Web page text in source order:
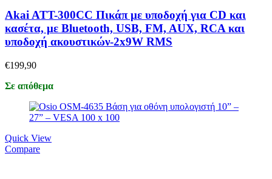
Αkai ATT-300CC Πικάπ με υποδοχή για CD και
κασέτα, με Bluetooth, USB, FM, AUX, RCA και
υποδοχή ακουστικών-2x9W RMS
€199,90
Σε απόθεμα
Quick View
Compare